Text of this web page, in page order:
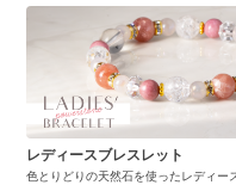
レディースブレスレット
色とりどりの天然石を使ったレディー